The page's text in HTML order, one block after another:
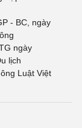
- BC, ngày
ngày
lịch
Luật Việt